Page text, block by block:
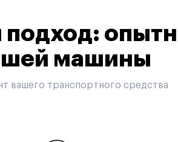
машины
вашего транспортного средства